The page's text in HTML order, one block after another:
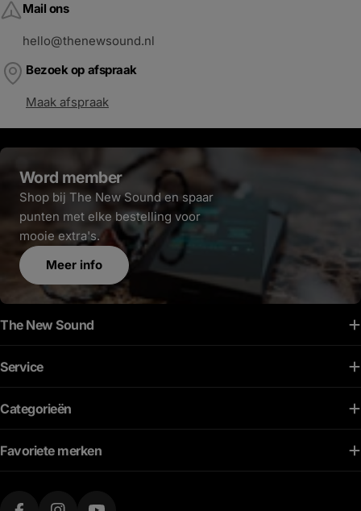
Mail ons
hello@thenewsound.nl
Bezoek op afspraak
Maak afspraak
Word member
Shop bij The New Sound en spaar
punten met elke bestelling voor
mooie extra's.
Meer info
The New Sound
Service
Categorieën
Favoriete merken